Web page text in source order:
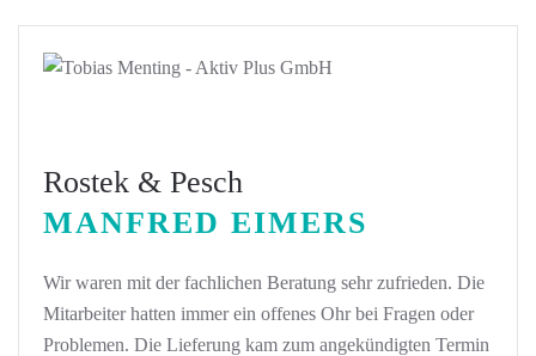
Rostek & Pesch
MANFRED EIMERS
Wir waren mit der fachlichen Beratung sehr zufrieden. Die
Mitarbeiter hatten immer ein offenes Ohr bei Fragen oder
Problemen. Die Lieferung kam zum angekündigten Termin